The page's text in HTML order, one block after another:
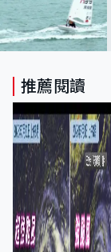
推薦閱讀